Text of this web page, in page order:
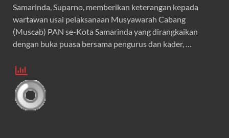
Samarinda, Suparno, memberikan keterangan kepada
wartawan usai pelaksanaan Musyawarah Cabang
(Muscab) PAN se-Kota Samarinda yang dirangkaikan
dengan buka puasa bersama pengurus dan kader, …